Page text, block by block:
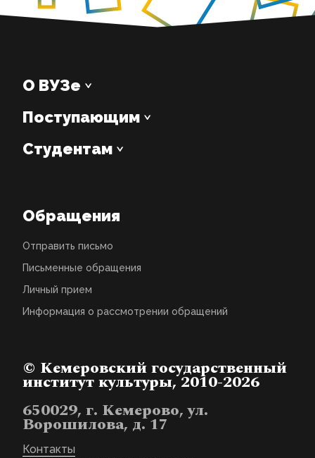
О ВУЗе
Поступающим
Студентам
Обращения
Отправить письмо
Письменные обращения
Личный прием
Информация о рассмотрении обращений
© Кемеровский государственный
институт культуры, 2010-2026
650029, г. Кемерово, ул.
Ворошилова, д. 17
Контакты